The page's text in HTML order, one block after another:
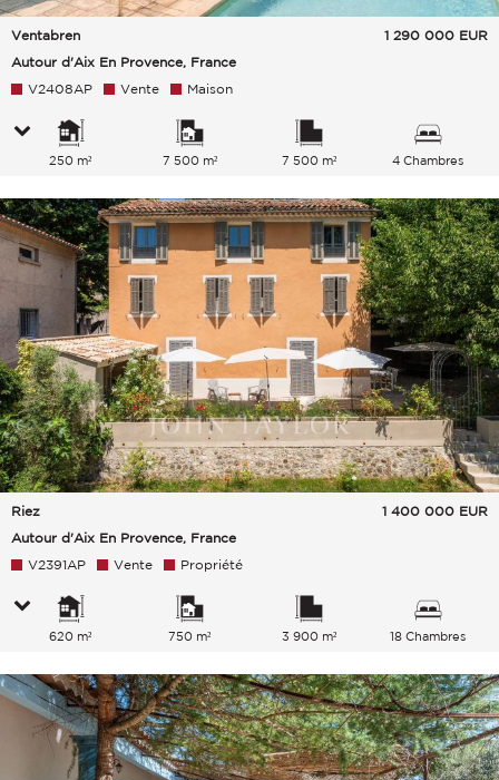
Ventabren
Autour d'Aix En Provence, France
1 290 000 EUR
V2408AP Vente Maison
250 m² 7 500 m² 7 500 m² 4 Chambres
Riez
Autour d'Aix En Provence, France
1 400 000 EUR
V2391AP Vente Propriété
620 m² 750 m² 3 900 m² 18 Chambres